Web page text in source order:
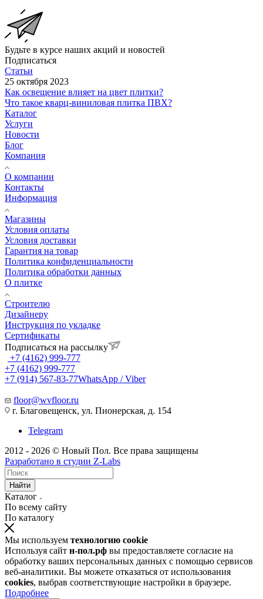
Будьте в курсе наших акций и новостей
Подписаться
Статьи
25 октября 2023
Как освещение влияет на цвет плитки?
Что такое кварц-виниловая плитка ПВХ?
Каталог
Услуги
Новости
Блог
Компания
О компании
Контакты
Информация
Магазины
Условия оплаты
Условия доставки
Гарантия на товар
Политика конфиденциальности
Политика обработки данных
О плитке
Строителю
Дизайнеру
Инструкция по укладке
Сертификаты
Подписаться на рассылку
+7 (4162) 999-777
+7 (4162) 999-777
+7 (914) 567-83-77WhatsApp / Viber
floor@wvfloor.ru
г. Благовещенск, ул. Пионерская, д. 154
Telegram
2012 - 2026 © Новый Пол. Все права защищены
Разработано в студии Z-Labs
Найти
Каталог
По всему сайту
По каталогу
Мы используем технологию cookie
Используя сайт н-пол.рф вы предоставляете согласие на
обработку ваших персональных данных с помощью сервисов
веб-аналитики. Вы можете отказаться от использования
cookies, выбрав соответствующие настройки в браузере.
Подробнее